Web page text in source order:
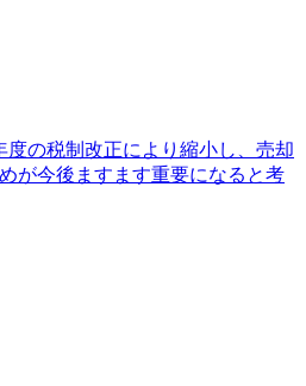
の税制改正により縮小し、売却
が今後ますます重要になると考